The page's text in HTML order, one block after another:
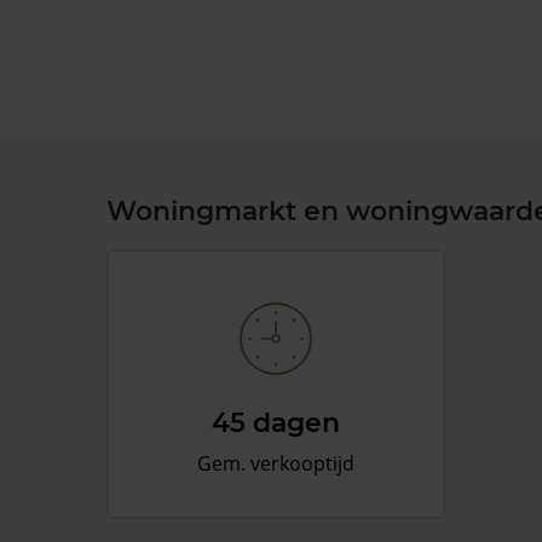
Woningmarkt en
45 dagen
Gem. verkooptijd